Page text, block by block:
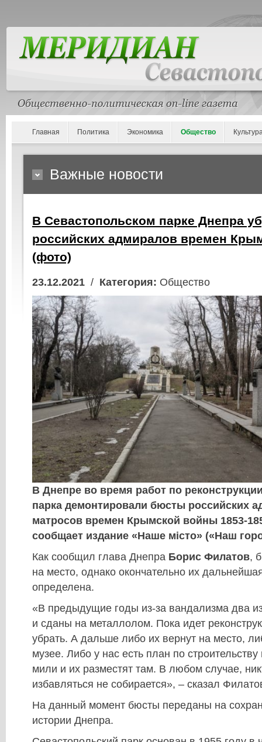
Главная Политика Экономика Общество
Важные новости
В Севастопольском парке Днепра
российских адмиралов времен
(фото)
23.12.2021 / Категория: Общество
В Днепре во время работ по
парка демонтировали бюсты российских
матросов времен Крымской войны 1853-
сообщает издание «Наше місто» («Наш
Как сообщил глава Днепра Борис Филатов,
на место, однако окончательно их
определена.
«В предыдущие годы из-за вандализма два
и сданы на металлолом. Пока идет
убрать. А дальше либо их вернут на место,
музее. Либо у нас есть план по
мили и их разместят там. В любом случае,
избавляться не собирается», – сказал
На данный момент бюсты переданы на
истории Днепра.